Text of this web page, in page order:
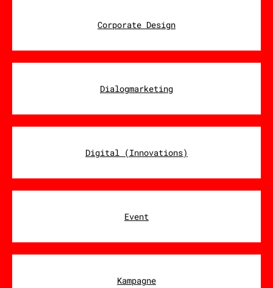
Corporate Design
Dialogmarketing
Digital (Innovations)
Event
Kampagne